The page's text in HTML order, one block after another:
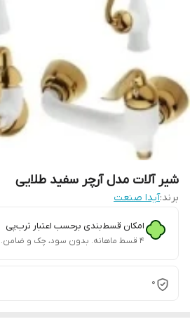
شیر آلات مدل آرچر سفید طلایی
برند:آیدا صنعت
امکان قسط‌بندی برحسب اعتبار ترب‌پی
۴ قسط ماهانه. بدون سود، چک و ضامن.
0